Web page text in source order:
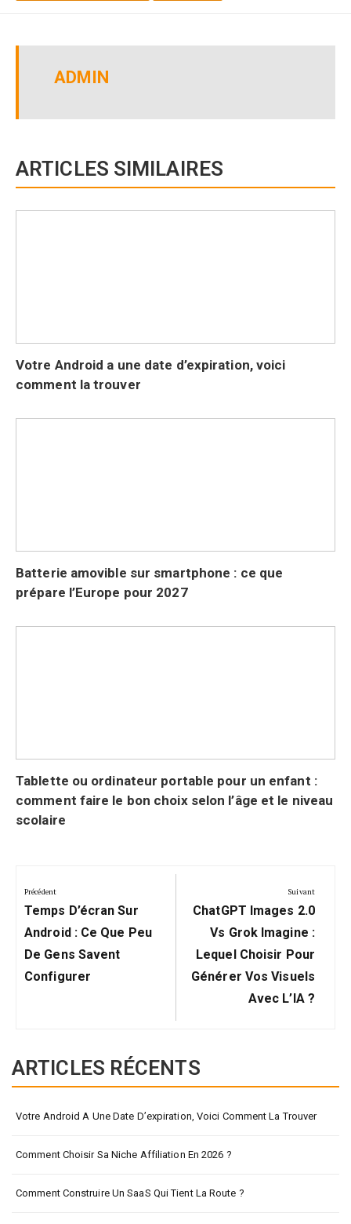
ADMIN
ARTICLES SIMILAIRES
Votre Android a une date d’expiration, voici
comment la trouver
Batterie amovible sur smartphone : ce que
prépare l’Europe pour 2027
Tablette ou ordinateur portable pour un enfant :
comment faire le bon choix selon l’âge et le niveau
scolaire
de
l’article
Précédent
Précédent:
Temps D’écran Sur
Android : Ce Que Peu
De Gens Savent
Configurer
Suivant
Suivant:
ChatGPT Images 2.0
Vs Grok Imagine :
Lequel Choisir Pour
Générer Vos Visuels
Avec L’IA ?
ARTICLES RÉCENTS
Votre Android A Une Date D’expiration, Voici Comment La Trouver
Comment Choisir Sa Niche Affiliation En 2026 ?
Comment Construire Un SaaS Qui Tient La Route ?